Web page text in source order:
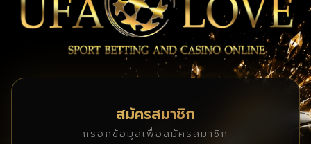
สมัครสมาชิก
กรอกข้อมูลเพื่อสมัครสมาชิก